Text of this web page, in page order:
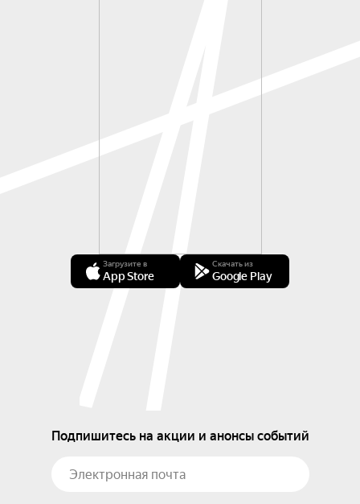
Загрузите в
App Store
Скачать из
Google Play
Подпишитесь на акции и анонсы событий